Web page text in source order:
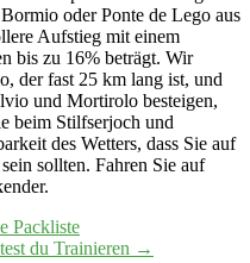
oder Ponte de Lego aus
Aufstieg mit einem
bis zu 16% beträgt. Wir
der fast 25 km lang ist, und
und Mortirolo besteigen,
beim Stilfserjoch und
des Wetters, dass Sie auf
sollten. Fahren Sie auf
Packliste
du Trainieren →